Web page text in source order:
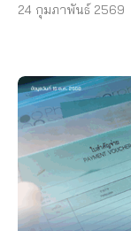
24 กุมภาพันธ์ 2569